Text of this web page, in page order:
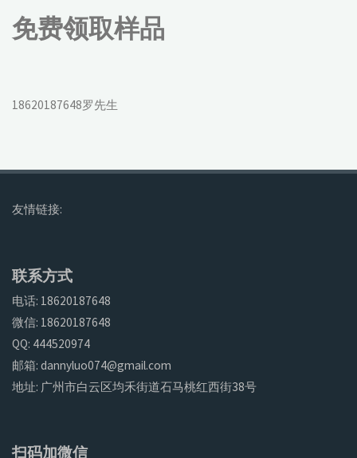
免费领取样品
18620187648罗先生
友情链接:
联系方式
电话: 18620187648
微信: 18620187648
QQ: 444520974
邮箱: dannyluo074@gmail.com
地址: 广州市白云区均禾街道石马桃红西街38号
扫码加微信